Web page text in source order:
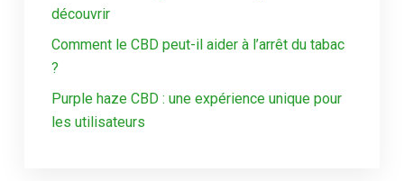
découvrir
Comment le CBD peut-il aider à l’arrêt du tabac
?
Purple haze CBD : une expérience unique pour
les utilisateurs